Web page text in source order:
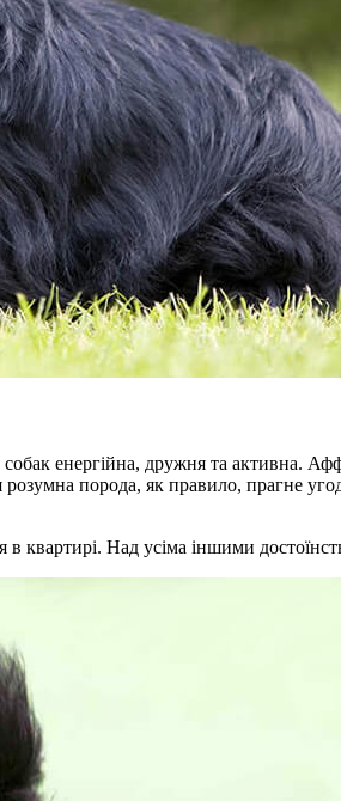
собак енергійна, дружня та
порода, як правило, прагне
Над усіма іншими